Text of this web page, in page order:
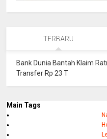
TERBARU
Bank Dunia Bantah Klaim
Transfer Rp 23 T
Main Tags